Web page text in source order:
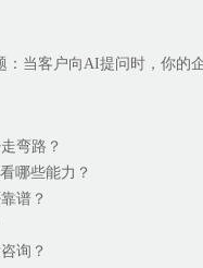
：当客户向AI提问时，你的
弯路？
哪些能力？
谱？
询？